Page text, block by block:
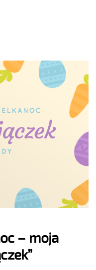
– moja